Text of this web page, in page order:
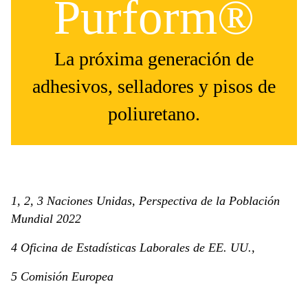
Purform®
La próxima generación de
adhesivos, selladores y pisos de
poliuretano.
1, 2, 3 Naciones Unidas, Perspectiva de la Población
Mundial 2022
4 Oficina de Estadísticas Laborales de EE. UU.,
5 Comisión Europea